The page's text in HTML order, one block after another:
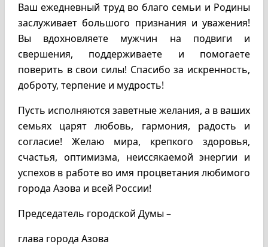
Ваш ежедневный труд во благо семьи и Родины
заслуживает большого признания и уважения!
Вы вдохновляете мужчин на подвиги и
свершения, поддерживаете и помогаете
поверить в свои силы! Спасибо за искренность,
доброту, терпение и мудрость!
Пусть исполняются заветные желания, а в ваших
семьях царят любовь, гармония, радость и
согласие! Желаю мира, крепкого здоровья,
счастья, оптимизма, неиссякаемой энергии и
успехов в работе во имя процветания любимого
города Азова и всей России!
Председатель городской Думы –
глава города Азова